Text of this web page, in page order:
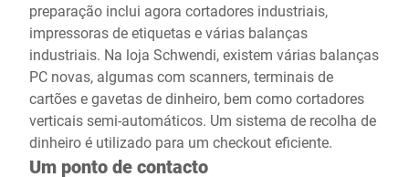
preparação inclui agora cortadores industriais,
impressoras de etiquetas e várias balanças
industriais. Na loja Schwendi, existem várias balanças
PC novas, algumas com scanners, terminais de
cartões e gavetas de dinheiro, bem como cortadores
verticais semi-automáticos. Um sistema de recolha de
dinheiro é utilizado para um checkout eficiente.
Um ponto de contacto